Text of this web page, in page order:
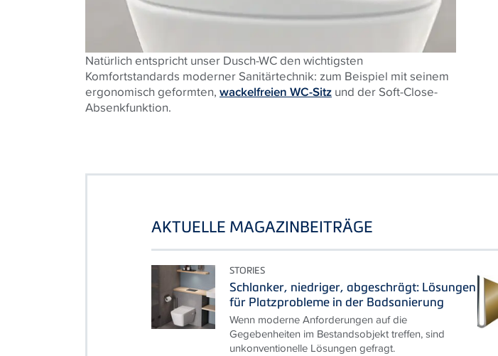
Natürlich entspricht unser Dusch-WC den wichtigsten
Komfortstandards moderner Sanitärtechnik: zum Beispiel mit seinem
ergonomisch geformten, wackelfreien WC-Sitz und der Soft-Close-
Absenkfunktion.
AKTUELLE MAGAZINBEITRÄGE
STORIES
Schlanker, niedriger, abgeschrägt: Lösungen
für Platzprobleme in der Badsanierung
Wenn moderne Anforderungen auf die
Gegebenheiten im Bestandsobjekt treffen, sind
unkonventionelle Lösungen gefragt.